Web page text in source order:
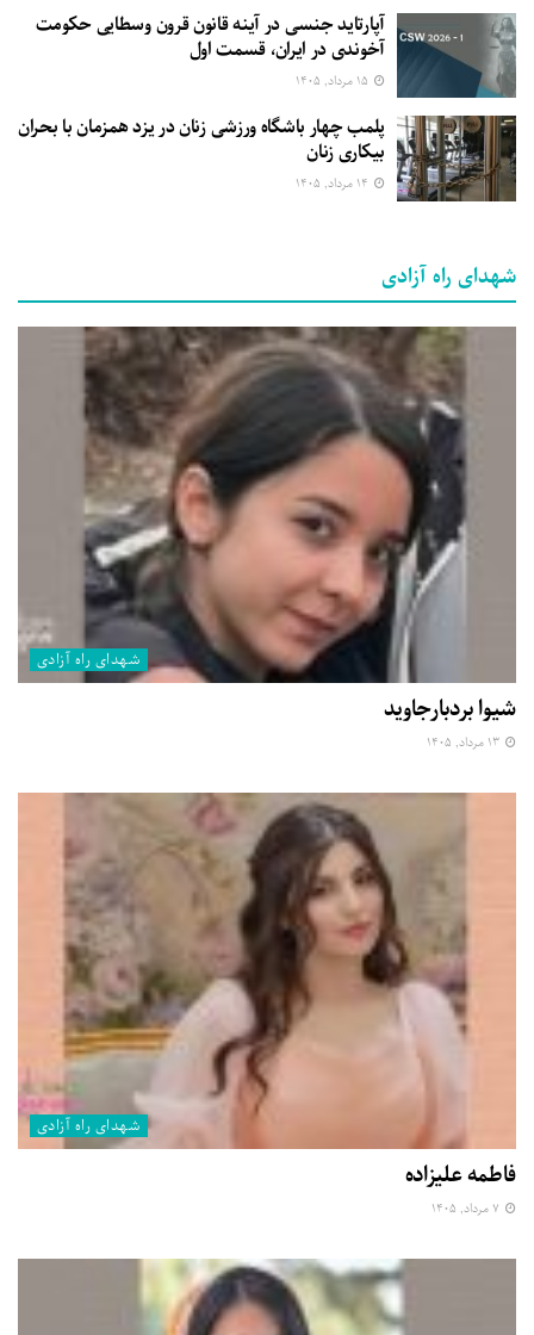
آپارتاید جنسی در آینه قانون قرون وسطایی حکومت
آخوندی در ایران، قسمت اول
پلمب چهار باشگاه ورزشی زنان در یزد همزمان با بحران
بیکاری زنان
شهدای راه آزادی
شهدای راه آزادی
شیوا بردبارجاوید
شهدای راه آزادی
فاطمه علیزاده